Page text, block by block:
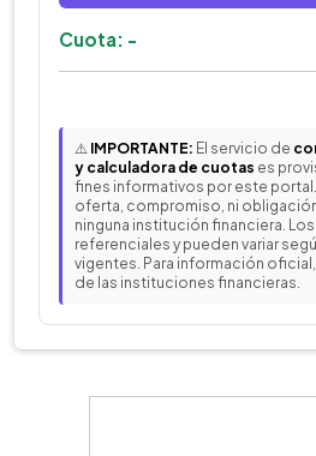
Cuota: -
⚠️ IMPORTANTE: El servicio de
y calculadora de cuotas es
fines informativos por este
oferta, compromiso, ni
ninguna institución financiera.
referenciales y pueden variar
vigentes. Para información
de las instituciones financieras.